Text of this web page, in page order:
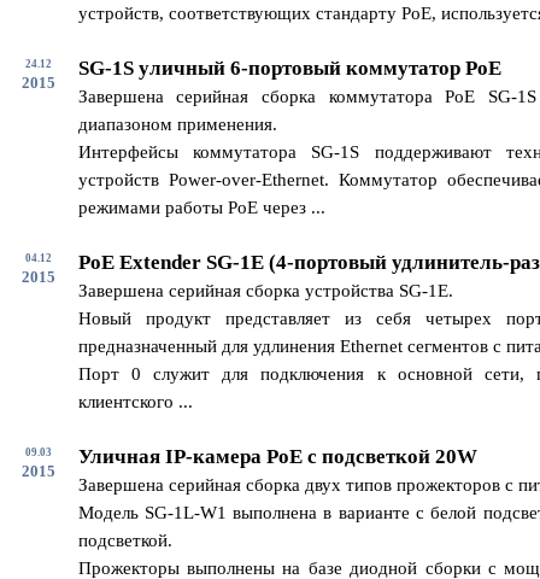
устройств, соответствующих стандарту PoE,
24.12
2015
SG-1S уличный 6-портовый коммутатор PoE
Завершена серийная сборка коммутатора PoE SG-
диапазоном применения.
Интерфейсы коммутатора SG-1S поддерживают
устройств Power-over-Ethernet. Коммутатор
режимами работы PoE через ...
04.12
2015
PoE Extender SG-1E (4-портовый удлинитель-
Завершена серийная сборка устройства SG-1E.
Новый продукт представляет из себя четырех
предназначенный для удлинения Ethernet сегментов с
Порт 0 служит для подключения к основной сети,
клиентского ...
09.03
2015
Уличная IP-камера PoE с подсветкой 20W
Завершена серийная сборка двух типов прожекторов с
Модель SG-1L-W1 выполнена в варианте с белой
подсветкой.
Прожекторы выполнены на базе диодной сборки с